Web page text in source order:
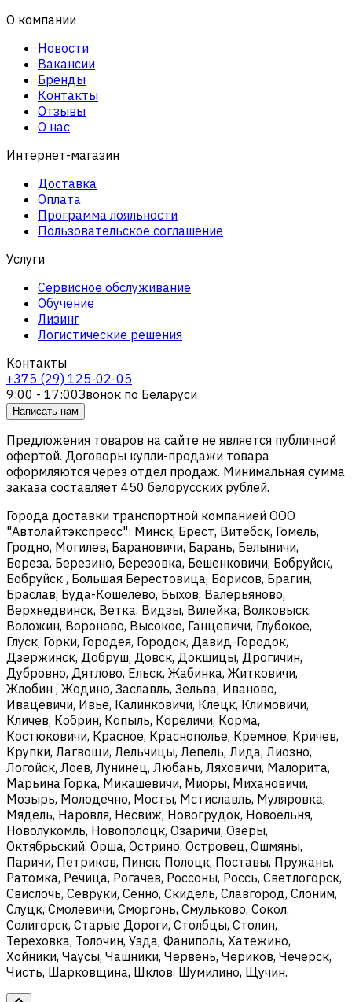
О компании
Новости
Вакансии
Бренды
Контакты
Отзывы
О нас
Интернет-магазин
Доставка
Оплата
Программа лояльности
Пользовательское соглашение
Услуги
Сервисное обслуживание
Обучение
Лизинг
Логистические решения
Контакты
+375 (29) 125-02-05
9:00 - 17:00Звонок по Беларуси
Написать нам
Предложения товаров на сайте не является публичной
офертой. Договоры купли-продажи товара
оформляются через отдел продаж. Минимальная сумма
заказа составляет 450 белорусских рублей.
Города доставки транспортной компанией ООО
"Автолайтэкспресс": Минск, Брест, Витебск, Гомель,
Гродно, Могилев, Барановичи, Барань, Белыничи,
Береза, Березино, Березовка, Бешенковичи, Бобруйск,
Бобруйск , Большая Берестовица, Борисов, Брагин,
Браслав, Буда-Кошелево, Быхов, Валерьяново,
Верхнедвинск, Ветка, Видзы, Вилейка, Волковыск,
Воложин, Вороново, Высокое, Ганцевичи, Глубокое,
Глуск, Горки, Городея, Городок, Давид-Городок,
Дзержинск, Добруш, Довск, Докшицы, Дрогичин,
Дубровно, Дятлово, Ельск, Жабинка, Житковичи,
Жлобин , Жодино, Заславль, Зельва, Иваново,
Ивацевичи, Ивье, Калинковичи, Клецк, Климовичи,
Кличев, Кобрин, Копыль, Кореличи, Корма,
Костюковичи, Красное, Краснополье, Кремное, Кричев,
Крупки, Лагвощи, Лельчицы, Лепель, Лида, Лиозно,
Логойск, Лоев, Лунинец, Любань, Ляховичи, Малорита,
Марьина Горка, Микашевичи, Миоры, Михановичи,
Мозырь, Молодечно, Мосты, Мстиславль, Муляровка,
Мядель, Наровля, Несвиж, Новогрудок, Новоельня,
Новолукомль, Новополоцк, Озаричи, Озеры,
Октябрьский, Орша, Острино, Островец, Ошмяны,
Паричи, Петриков, Пинск, Полоцк, Поставы, Пружаны,
Ратомка, Речица, Рогачев, Россоны, Россь, Светлогорск,
Свислочь, Севруки, Сенно, Скидель, Славгород, Слоним,
Слуцк, Смолевичи, Сморгонь, Смульково, Сокол,
Солигорск, Старые Дороги, Столбцы, Столин,
Тереховка, Толочин, Узда, Фаниполь, Хатежино,
Хойники, Чаусы, Чашники, Червень, Чериков, Чечерск,
Чисть, Шарковщина, Шклов, Шумилино, Щучин.